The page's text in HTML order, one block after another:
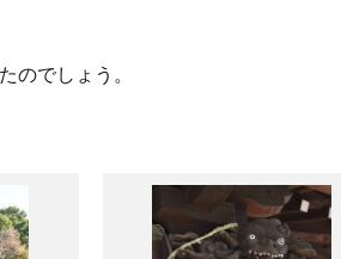
のでしょう。